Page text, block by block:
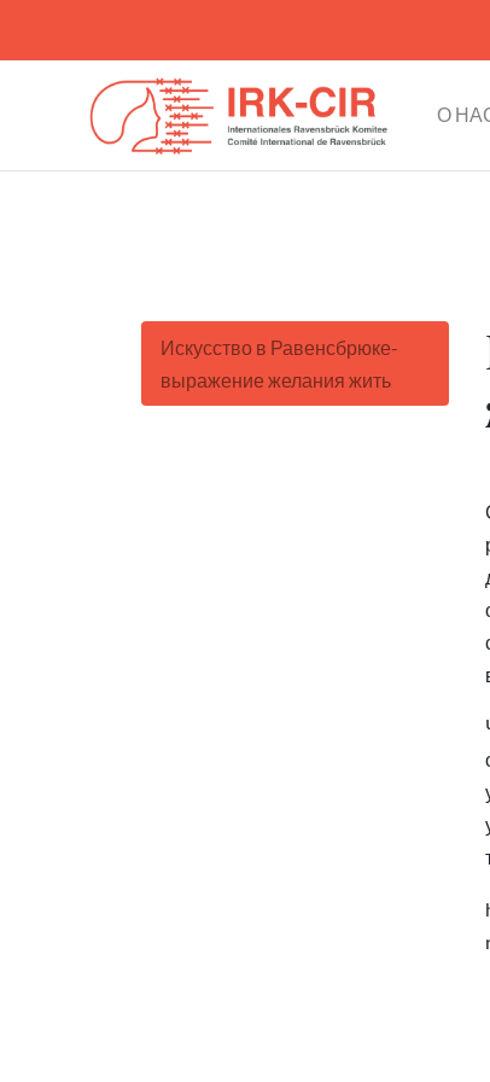
О
Искусство в Равенсбрюке-
выражение желания жить